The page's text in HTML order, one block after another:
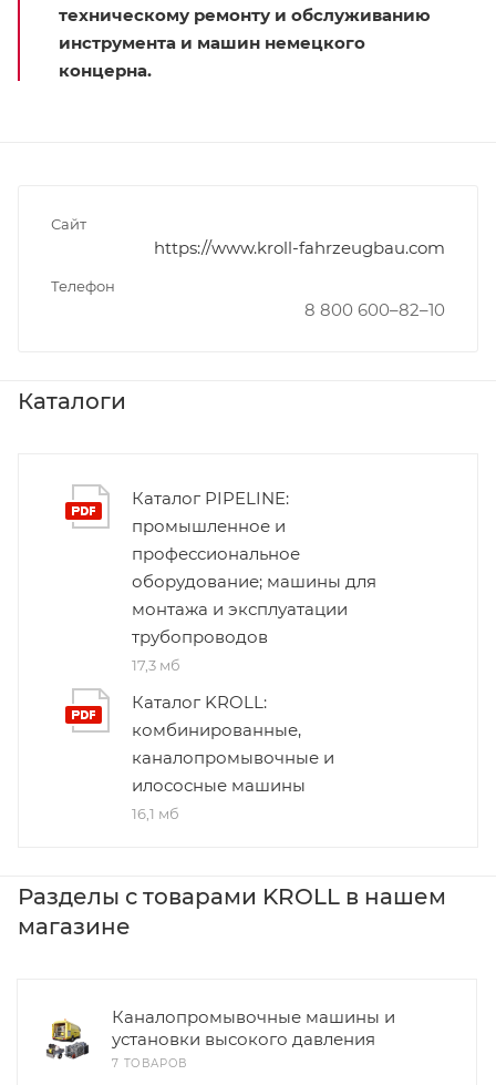
техническому ремонту и обслуживанию
инструмента и машин немецкого
концерна.
Сайт
https://www.kroll-fahrzeugbau.com
Телефон
8 800 600–82–10
Каталоги
Каталог PIPELINE:
промышленное и
профессиональное
оборудование; машины для
монтажа и эксплуатации
трубопроводов
17,3 мб
Каталог KROLL:
комбинированные,
каналопромывочные и
илососные машины
16,1 мб
Разделы с товарами KROLL в нашем
магазине
Каналопромывочные машины и
установки высокого давления
7 ТОВАРОВ